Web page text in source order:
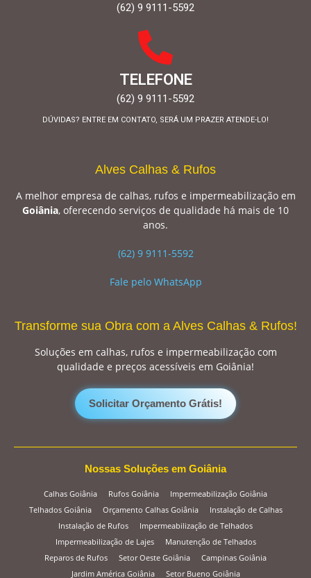
(62) 9 9111-5592
TELEFONE
(62) 9 9111-5592
DÚVIDAS? ENTRE EM CONTATO, SERÁ UM PRAZER ATENDE-LO!
Alves Calhas & Rufos
A melhor empresa de calhas, rufos e impermeabilização em
Goiânia, oferecendo serviços de qualidade há mais de 10
anos.
(62) 9 9111-5592
Fale pelo WhatsApp
Transforme sua Obra com a Alves Calhas & Rufos!
Soluções em calhas, rufos e impermeabilização com
qualidade e preços acessíveis em Goiânia!
Solicitar Orçamento Grátis!
Nossas Soluções em Goiânia
Calhas Goiânia Rufos Goiânia
Impermeabilização Goiânia
Telhados Goiânia
Orçamento Calhas Goiânia
Instalação de Calhas
Instalação de Rufos
Impermeabilização de Telhados
Impermeabilização de Lajes
Manutenção de Telhados
Reparos de Rufos
Setor Oeste Goiânia
Campinas Goiânia
Jardim América Goiânia
Setor Bueno Goiânia